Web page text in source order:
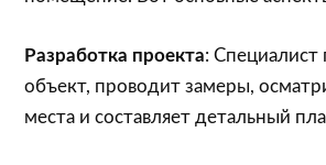
Разработка проекта: Специалист
объект, проводит замеры,
места и составляет детальный